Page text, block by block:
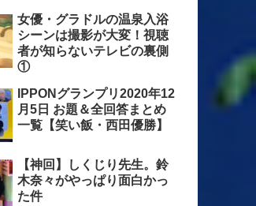
女優・グラドルの温泉入浴
シーンは撮影が大変！視聴
者が知らないテレビの裏側
①
IPPONグランプリ2020年12
月5日 お題＆全回答まとめ
一覧【笑い飯・西田優勝】
【神回】しくじり先生。鈴
木奈々がやっぱり面白かっ
た件